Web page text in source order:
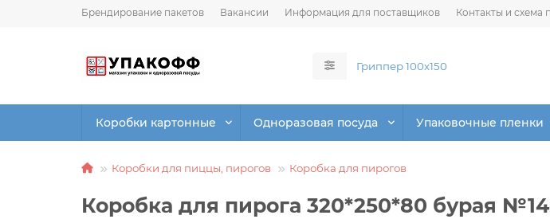
Брендирование пакетов Вакансии Информация для поставщиков Контакты и схема
Коробки картонные Одноразовая посуда Упаковочные пленки
Коробки для пиццы, пирогов Коробка для пирогов
Коробка для пирога 320*250*80 бурая